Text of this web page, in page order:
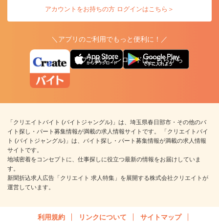
アカウントをお持ちの方 ログインはこちら＞
＼アプリのご利用でもっと便利に！／
アプリ版ダウンロードはこちらから
「クリエイトバイト (バイトジャングル)」は、埼玉県春日部市・その他のバ
イト探し・パート募集情報が満載の求人情報サイトです。 「クリエイトバイ
ト (バイトジャングル)」は、バイト探し・パート募集情報が満載の求人情報
サイトです。
地域密着をコンセプトに、仕事探しに役立つ最新の情報をお届けしていま
す。
新聞折込求人広告「クリエイト 求人特集」を展開する株式会社クリエイトが
運営しています。
利用規約 リンクについて
サイトマップ